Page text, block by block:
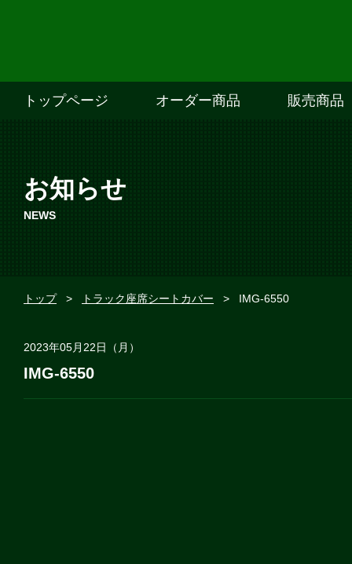
トップページ オーダー商品 販売商品
お知らせ
NEWS
トップ > トラック座席シートカバー > IMG-6550
2023年05月22日（月）
IMG-6550